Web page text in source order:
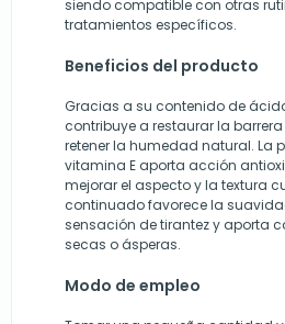
siendo compatible con otras
tratamientos específicos.
Beneficios del producto
Gracias a su contenido de
contribuye a restaurar la
retener la humedad natural. La
vitamina E aporta acción
mejorar el aspecto y la textura
continuado favorece la
sensación de tirantez y aporta
secas o ásperas.
Modo de empleo